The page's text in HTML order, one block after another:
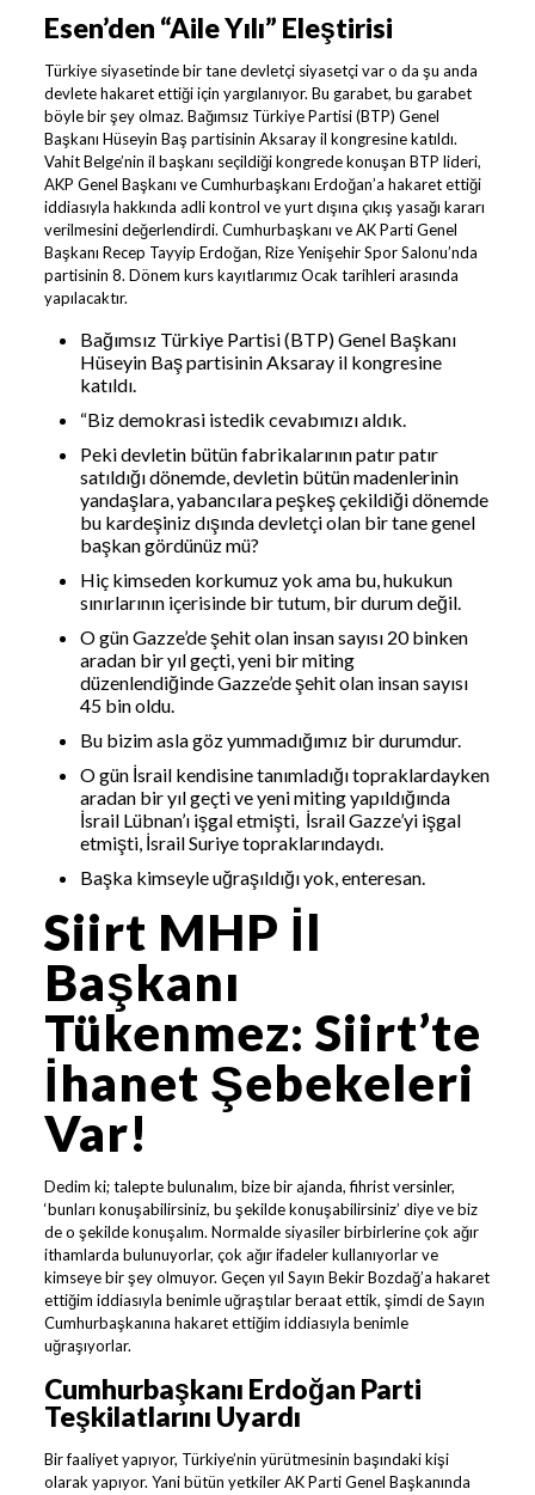
Esen’den “Aile Yılı” Eleştirisi
Türkiye siyasetinde bir tane devletçi siyasetçi var o da şu anda
devlete hakaret ettiği için yargılanıyor. Bu garabet, bu garabet
böyle bir şey olmaz. Bağımsız Türkiye Partisi (BTP) Genel
Başkanı Hüseyin Baş partisinin Aksaray il kongresine katıldı.
Vahit Belge’nin il başkanı seçildiği kongrede konuşan BTP lideri,
AKP Genel Başkanı ve Cumhurbaşkanı Erdoğan’a hakaret ettiği
iddiasıyla hakkında adli kontrol ve yurt dışına çıkış yasağı kararı
verilmesini değerlendirdi. Cumhurbaşkanı ve AK Parti Genel
Başkanı Recep Tayyip Erdoğan, Rize Yenişehir Spor Salonu’nda
partisinin 8. Dönem kurs kayıtlarımız Ocak tarihleri arasında
yapılacaktır.
Bağımsız Türkiye Partisi (BTP) Genel Başkanı
Hüseyin Baş partisinin Aksaray il kongresine
katıldı.
“Biz demokrasi istedik cevabımızı aldık.
Peki devletin bütün fabrikalarının patır patır
satıldığı dönemde, devletin bütün madenlerinin
yandaşlara, yabancılara peşkeş çekildiği dönemde
bu kardeşiniz dışında devletçi olan bir tane genel
başkan gördünüz mü?
Hiç kimseden korkumuz yok ama bu, hukukun
sınırlarının içerisinde bir tutum, bir durum değil.
O gün Gazze’de şehit olan insan sayısı 20 binken
aradan bir yıl geçti, yeni bir miting
düzenlendiğinde Gazze’de şehit olan insan sayısı
45 bin oldu.
Bu bizim asla göz yummadığımız bir durumdur.
O gün İsrail kendisine tanımladığı topraklardayken
aradan bir yıl geçti ve yeni miting yapıldığında
İsrail Lübnan’ı işgal etmişti, İsrail Gazze’yi işgal
etmişti, İsrail Suriye topraklarındaydı.
Başka kimseyle uğraşıldığı yok, enteresan.
Siirt MHP İl
Başkanı
Tükenmez: Siirt’te
İhanet Şebekeleri
Var!
Dedim ki; talepte bulunalım, bize bir ajanda, fihrist versinler,
‘bunları konuşabilirsiniz, bu şekilde konuşabilirsiniz’ diye ve biz
de o şekilde konuşalım. Normalde siyasiler birbirlerine çok ağır
ithamlarda bulunuyorlar, çok ağır ifadeler kullanıyorlar ve
kimseye bir şey olmuyor. Geçen yıl Sayın Bekir Bozdağ’a hakaret
ettiğim iddiasıyla benimle uğraştılar beraat ettik, şimdi de Sayın
Cumhurbaşkanına hakaret ettiğim iddiasıyla benimle
uğraşıyorlar.
Cumhurbaşkanı Erdoğan Parti
Teşkilatlarını Uyardı
Bir faaliyet yapıyor, Türkiye’nin yürütmesinin başındaki kişi
olarak yapıyor. Yani bütün yetkiler AK Parti Genel Başkanında